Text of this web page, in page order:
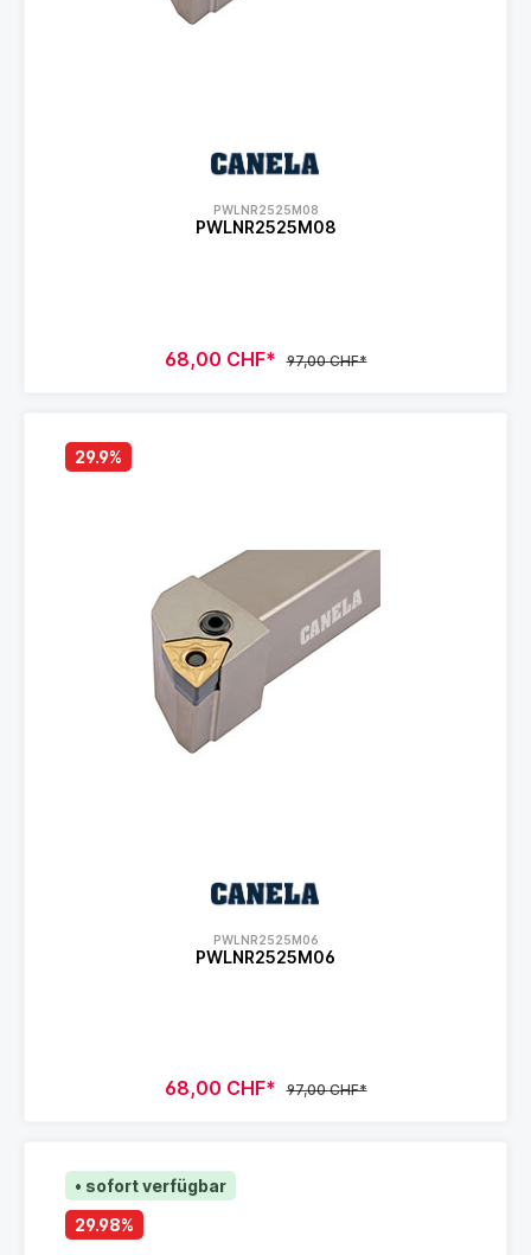
PWLNR2525M08
PWLNR2525M08
68,00 CHF* 97,00 CHF*
29.9%
PWLNR2525M06
PWLNR2525M06
68,00 CHF* 97,00 CHF*
• sofort verfügbar
29.98%